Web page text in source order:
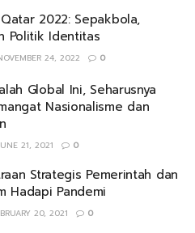
2022: Sepakbola,
Politik Identitas
24, 2022 0
Global Ini, Seharusnya
Nasionalisme dan
21, 2021 0
Strategis Pemerintah dan
Hadapi Pandemi
20, 2021 0